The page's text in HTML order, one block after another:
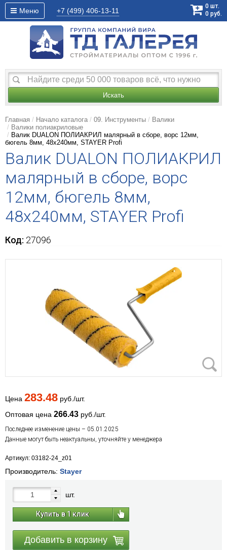
Меню +7 (499) 406-13-11
0 шт.
0 руб.
Искать
Главная Начало каталога 09. Инструменты
Валики
Валики полиакриловые
Валик DUALON ПОЛИАКРИЛ малярный в сборе, ворс 12мм,
бюгель 8мм, 48x240мм, STAYER Profi
Валик DUALON ПОЛИАКРИЛ
малярный в сборе, ворс
12мм, бюгель 8мм,
48x240мм, STAYER Profi
Код: 27096
Цена 283.48 руб./шт.
Оптовая цена 266.43 руб./шт.
Последнее изменение цены – 05.01.2025
Данные могут быть неактуальны, уточняйте у менеджера
Артикул: 03182-24_z01
Производитель: Stayer
шт.
Купить в 1 клик
Добавить в корзину